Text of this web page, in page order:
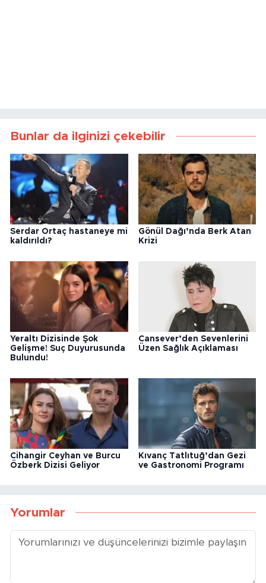
Bunlar da ilginizi çekebilir
Serdar Ortaç hastaneye mi
kaldırıldı?
Gönül Dağı’nda Berk Atan
Krizi
Yeraltı Dizisinde Şok
Gelişme! Suç Duyurusunda
Bulundu!
Cansever’den Sevenlerini
Üzen Sağlık Açıklaması
Cihangir Ceyhan ve Burcu
Özberk Dizisi Geliyor
Kıvanç Tatlıtuğ’dan Gezi
ve Gastronomi Programı
Yorumlar